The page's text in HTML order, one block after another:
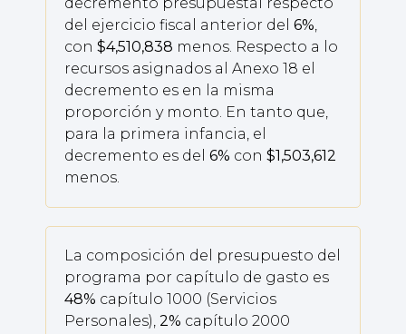
del ejercicio fiscal anterior del 6%
con $4,510,838 menos. Respecto a lo
recursos asignados al Anexo 18 el
decremento es en la misma
proporción y monto. En tanto que,
para la primera infancia, el
decremento es del 6% con $1,503,612
menos.
La composición del presupuesto del
programa por capítulo de gasto es
48% capítulo 1000 (Servicios
Personales), 2% capítulo 2000